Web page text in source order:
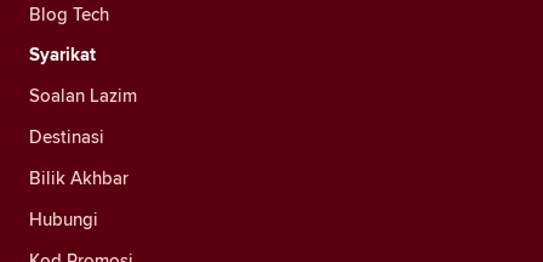
Blog Tech
Syarikat
Soalan Lazim
Destinasi
Bilik Akhbar
Hubungi